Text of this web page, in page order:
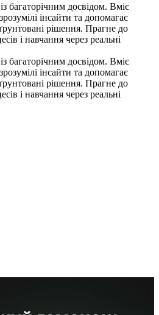
багаторічним досвідом. Вміє
інсайти та допомагає
рішення. Прагне до
і навчання через реальні
багаторічним досвідом. Вміє
інсайти та допомагає
рішення. Прагне до
і навчання через реальні